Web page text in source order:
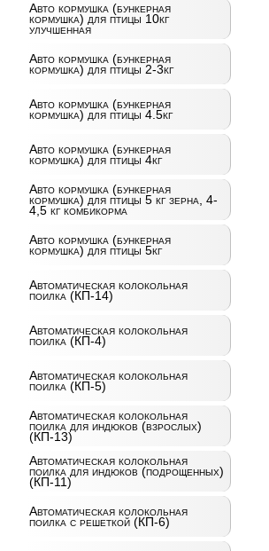
Авто кормушка (бункерная
кормушка) для птицы 10кг
улучшенная
Авто кормушка (бункерная
кормушка) для птицы 2-3кг
Авто кормушка (бункерная
кормушка) для птицы 4.5кг
Авто кормушка (бункерная
кормушка) для птицы 4кг
Авто кормушка (бункерная
кормушка) для птицы 5 кг зерна, 4-
4,5 кг комбикорма
Авто кормушка (бункерная
кормушка) для птицы 5кг
Автоматическая колокольная
поилка (КП-14)
Автоматическая колокольная
поилка (КП-4)
Автоматическая колокольная
поилка (КП-5)
Автоматическая колокольная
поилка для индюков (взрослых)
(КП-13)
Автоматическая колокольная
поилка для индюков (подрощенных)
(КП-11)
Автоматическая колокольная
поилка с решеткой (КП-6)